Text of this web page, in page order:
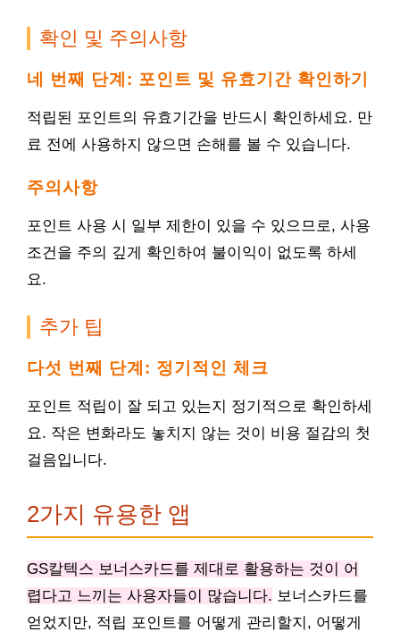
확인 및 주의사항
네 번째 단계: 포인트 및 유효기간 확인하기
적립된 포인트의 유효기간을 반드시 확인하세요. 만
료 전에 사용하지 않으면 손해를 볼 수 있습니다.
주의사항
포인트 사용 시 일부 제한이 있을 수 있으므로, 사용
조건을 주의 깊게 확인하여 불이익이 없도록 하세
요.
추가 팁
다섯 번째 단계: 정기적인 체크
포인트 적립이 잘 되고 있는지 정기적으로 확인하세
요. 작은 변화라도 놓치지 않는 것이 비용 절감의 첫
걸음입니다.
2가지 유용한 앱
GS칼텍스 보너스카드를 제대로 활용하는 것이 어
렵다고 느끼는 사용자들이 많습니다. 보너스카드를
얻었지만, 적립 포인트를 어떻게 관리할지, 어떻게